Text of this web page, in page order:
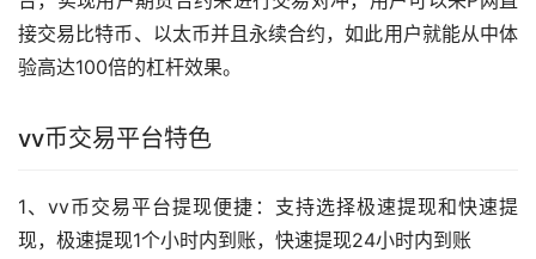
接交易比特币、以太币并且永续合约，如此用户就能从中体
验高达100倍的杠杆效果。
vv币交易平台特色
1、vv币交易平台提现便捷：支持选择极速提现和快速提
现，极速提现1个小时内到账，快速提现24小时内到账